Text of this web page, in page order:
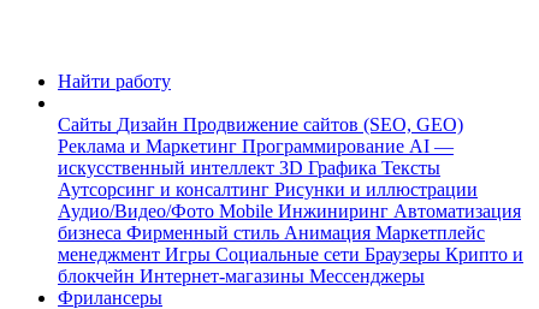
Найти работу
Сайты Дизайн Продвижение сайтов (SEO, GEO)
Реклама и Маркетинг Программирование AI —
искусственный интеллект 3D Графика Тексты
Аутсорсинг и консалтинг Рисунки и иллюстрации
Аудио/Видео/Фото Mobile Инжиниринг Автоматизация
бизнеса Фирменный стиль Анимация Маркетплейс
менеджмент Игры Социальные сети Браузеры Крипто и
блокчейн Интернет-магазины Мессенджеры
Фрилансеры